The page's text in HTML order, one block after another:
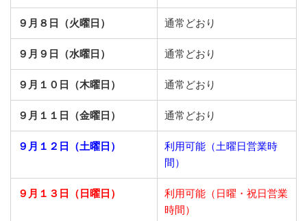
９月８日（火曜日） 通常どおり
９月９日（水曜日） 通常どおり
９月１０日（木曜日） 通常どおり
９月１１日（金曜日） 通常どおり
９月１２日（土曜日）
利用可能（土曜日営業時
間）
９月１３日（日曜日）
利用可能（日曜・祝日営業
時間）